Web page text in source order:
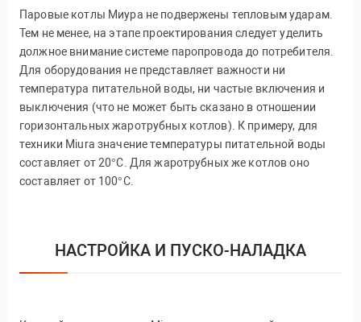
Паровые котлы Миура не подвержены тепловым ударам.
Тем не менее, на этапе проектирования следует уделить
должное внимание системе паропровода до потребителя.
Для оборудования не представляет важности ни
температура питательной воды, ни частые включения и
выключения (что не может быть сказано в отношении
горизонтальных жаротрубных котлов). К примеру, для
техники Miura значение температуры питательной воды
составляет от 20°С. Для жаротрубных же котлов оно
составляет от 100°С.
НАСТРОЙКА И ПУСКО-НАЛАДКА